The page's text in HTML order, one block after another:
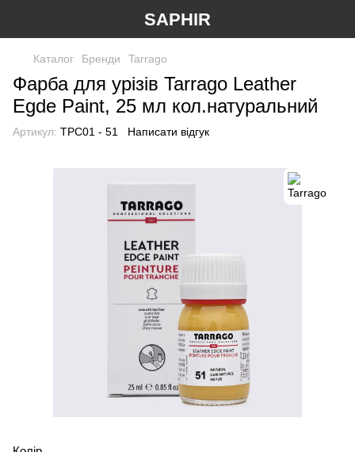
SAPHIR
Каталог Бренди Tarrago
Фарба для урізів Tarrago Leather
Egde Paint, 25 мл кол.натуральний
Артикул: TPC01 - 51 Написати відгук